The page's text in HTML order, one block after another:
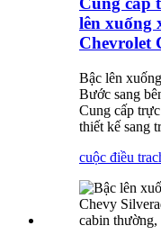
lên xuống
Chevrolet
Bậc lên
Bước sang
Cung cấp
thiết kế sang
cuộc điều tra